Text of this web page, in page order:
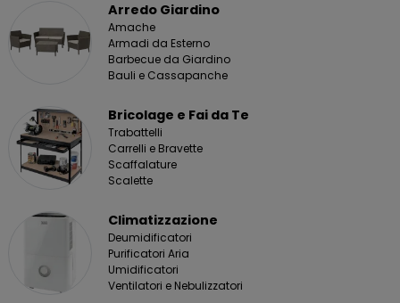
Arredo Giardino
Amache
Armadi da Esterno
Barbecue da Giardino
Bauli e Cassapanche
Bricolage e Fai da Te
Trabattelli
Carrelli e Bravette
Scaffalature
Scalette
Climatizzazione
Deumidificatori
Purificatori Aria
Umidificatori
Ventilatori e Nebulizzatori